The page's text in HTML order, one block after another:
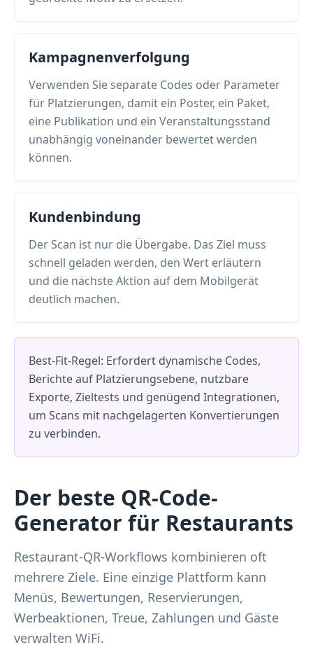
Kampagnenverfolgung
Verwenden Sie separate Codes oder Parameter
für Platzierungen, damit ein Poster, ein Paket,
eine Publikation und ein Veranstaltungsstand
unabhängig voneinander bewertet werden
können.
Kundenbindung
Der Scan ist nur die Übergabe. Das Ziel muss
schnell geladen werden, den Wert erläutern
und die nächste Aktion auf dem Mobilgerät
deutlich machen.
Best-Fit-Regel: Erfordert dynamische Codes,
Berichte auf Platzierungsebene, nutzbare
Exporte, Zieltests und genügend Integrationen,
um Scans mit nachgelagerten Konvertierungen
zu verbinden.
Der beste QR-Code-
Generator für Restaurants
Restaurant-QR-Workflows kombinieren oft
mehrere Ziele. Eine einzige Plattform kann
Menüs, Bewertungen, Reservierungen,
Werbeaktionen, Treue, Zahlungen und Gäste
verwalten WiFi.